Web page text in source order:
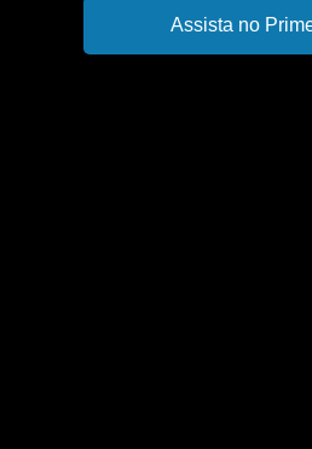
Assista no